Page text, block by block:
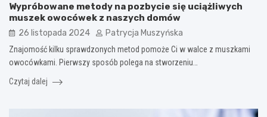
Wypróbowane metody na pozbycie się uciążliwych
muszek owocówek z naszych domów
26 listopada 2024 Patrycja Muszyńska
Znajomość kilku sprawdzonych metod pomoże Ci w walce z muszkami
owocówkami. Pierwszy sposób polega na stworzeniu…
Czytaj dalej